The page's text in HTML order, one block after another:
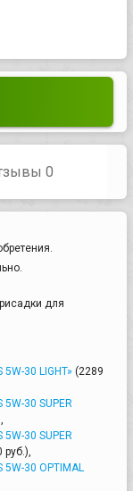
0
для
5W-30 LIGHT» (2289
5W-30 SUPER
5W-30 SUPER
5W-30 OPTIMAL